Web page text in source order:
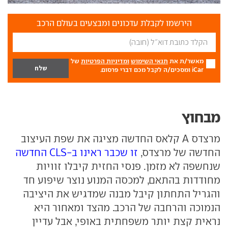
הירשמו לקבלת עדכונים ומבצעים בעולם הרכב
מאשר/ת את תנאי השימוש ומדיניות הפרטיות של
iCar ומסכים/ה לקבל מכם דברי פרסום.
מבחוץ
מרצדס A קלאס החדשה מציגה את שפת העיצוב
החדשה של מרצדס, זו שכבר ראינו ב-CLS החדשה
שנחשפה לא מזמן. פנסי החזית קיבלו זוויות
מחודדות בהתאם, למכסה המנוע נוצר שיפוע חד
והגריל התחתון קיבל מבנה שמדגיש את היציבה
הנמוכה והרחבה של הרכב. מהצד ומאחור היא
נראית קצת יותר משפחתית באופי, אבל עדיין